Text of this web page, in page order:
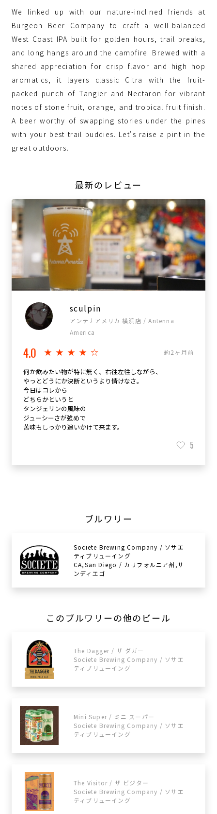
We linked up with our nature-inclined friends at
Burgeon Beer Company to craft a well-balanced
West Coast IPA built for golden hours, trail breaks,
and long hangs around the campfire. Brewed with a
shared appreciation for crisp flavor and high hop
aromatics, it layers classic Citra with the fruit-
packed punch of Tangier and Nectaron for vibrant
notes of stone fruit, orange, and tropical fruit finish.
A beer worthy of swapping stories under the pines
with your best trail buddies. Let's raise a pint in the
great outdoors.
最新のレビュー
sculpin
アンテナアメリカ 横浜店 / Antenna
America
4.0 ★★★★☆ 約2ヶ月前
何か飲みたい物が特に無く、右往左往しながら、
やっとどうにか決断というより情けなさ。
今日はコレから
どちらかというと
タンジェリンの風味の
ジューシーさが強めで
苦味もしっかり追いかけて来ます。
5
ブルワリー
Societe Brewing Company / ソサエ
ティブリューイング
CA,San Diego / カリフォルニア州,サ
ンディエゴ
このブルワリーの他のビール
The Dagger / ザ ダガー
Societe Brewing Company / ソサエ
ティブリューイング
Mini Super / ミニ スーパー
Societe Brewing Company / ソサエ
ティブリューイング
The Visitor / ザ ビジター
Societe Brewing Company / ソサエ
ティブリューイング